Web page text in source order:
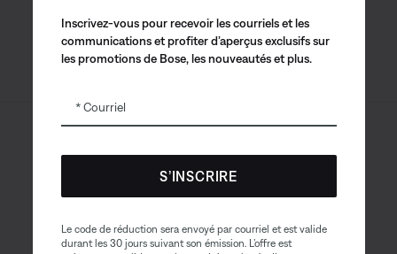
Mention juridique
Politique de confidentialité Accessibilité
Avis sur les témoins
Inscrivez-vous pour recevoir les courriels et les
communications et profiter d’aperçus exclusifs sur
les promotions de Bose, les nouveautés et plus.
Courriel
S’INSCRIRE
Le code de réduction sera envoyé par courriel et est valide
durant les 30 jours suivant son émission. L’offre est